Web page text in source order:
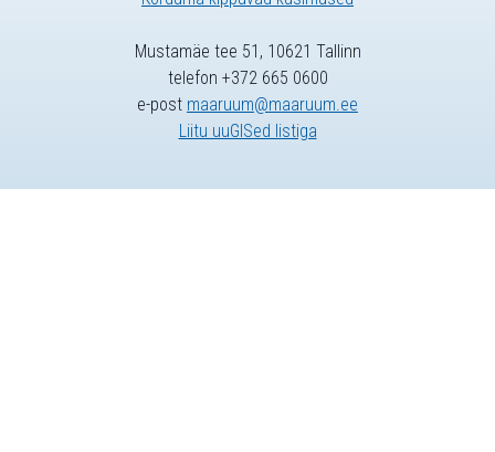
Mustamäe tee 51, 10621 Tallinn
telefon +372 665 0600
e-post maaruum@maaruum.ee
Liitu uuGISed listiga